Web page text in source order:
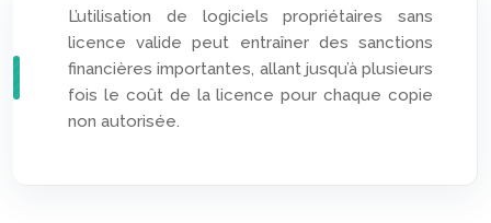
L’utilisation de logiciels propriétaires sans
licence valide peut entraîner des sanctions
financières importantes, allant jusqu’à plusieurs
fois le coût de la licence pour chaque copie
non autorisée.